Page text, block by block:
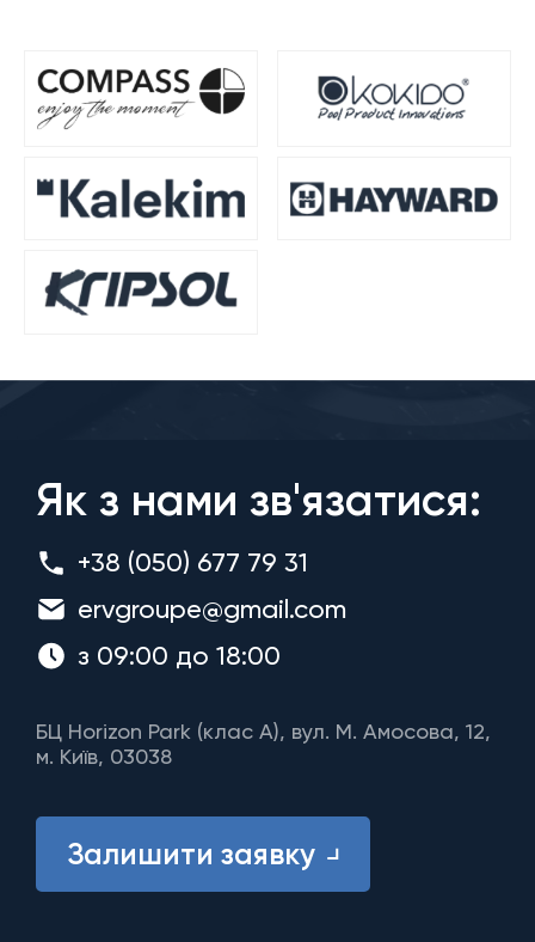
Як з нами зв'язатися:
+38 (050) 677 79 31
ervgroupe@gmail.com
з 09:00 до 18:00
БЦ Horizon Park (клас A), вул. М. Амосова, 12,
м. Київ, 03038
Залишити заявку